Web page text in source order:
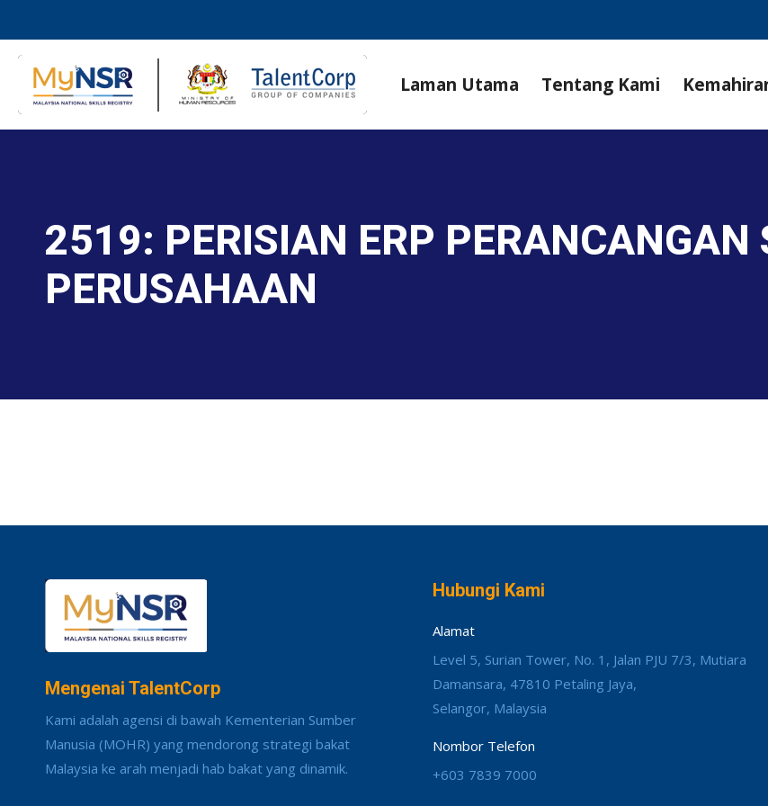
Laman Utama Tentang Kami
2519: PERISIAN ERP PERANCANGAN
PERUSAHAAN
Mengenai TalentCorp
Kami adalah agensi di bawah Kementerian Sumber
Manusia (MOHR) yang mendorong strategi bakat
Malaysia ke arah menjadi hab bakat yang dinamik.
Hubungi Kami
Alamat
Level 5, Surian Tower, No. 1, Jalan PJU 7/3, Mutiara
Damansara, 47810 Petaling Jaya,
Selangor, Malaysia
Nombor Telefon
+603 7839 7000